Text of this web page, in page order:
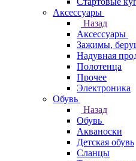
Аксессуары
Назад
Аксессуары
Зажимы,
Надувная
Полотенца
Прочее
Электроника
Обувь
Назад
Обувь
Акваноски
Детская обувь
Сланцы